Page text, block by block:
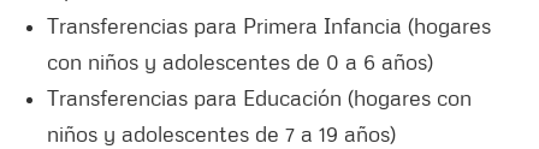
Transferencias para Primera Infancia (hogares
con niños y adolescentes de 0 a 6 años)
Transferencias para Educación (hogares con
niños y adolescentes de 7 a 19 años)